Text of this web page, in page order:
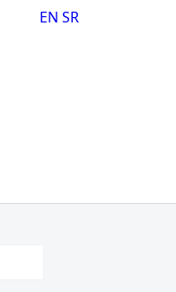
EN SR